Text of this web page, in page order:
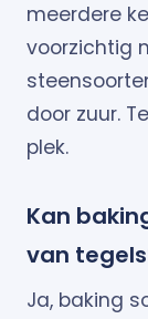
meerdere
voorzichtig
door zuur.
plek.
Kan
van
Ja, baking